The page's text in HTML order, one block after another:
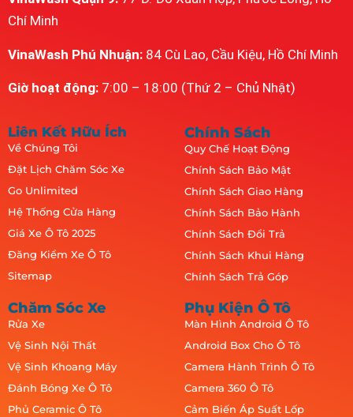
Chí Minh
VinaWash Phú Nhuận: 84 Cù Lao, Cầu Kiệu, Hồ Chí Minh
Giờ hoạt động: 7:00 – 18:00 (Thứ 2 – Chủ Nhật)
Liên Kết Hữu Ích
Về Chúng Tôi
Đặt Lịch Chăm Sóc Xe
Go Unlimited
Hệ Thống Cửa Hàng
Giá Xe Ô Tô 2025
Đăng Kiểm Xe Ô Tô
Sitemap
Chính Sách
Quy Chế Hoạt Động
Chính Sách Bảo Mật
Chính Sách Giao Hàng
Chính Sách Bảo Hành
Chính Sách Đổi Trả
Chính Sách Khui Hàng
Chính Sách Trả Góp
Chăm Sóc Xe
Rửa Xe
Vệ Sinh Nội Thất
Vệ Sinh Khoang Máy
Đánh Bóng Xe Ô Tô
Phủ Ceramic Ô Tô
Phụ Kiện Ô Tô
Màn Hình Android Ô Tô
Android Box Cho Ô Tô
Camera Hành Trình Ô Tô
Camera 360 Ô Tô
Cảm Biến Áp Suất Lốp